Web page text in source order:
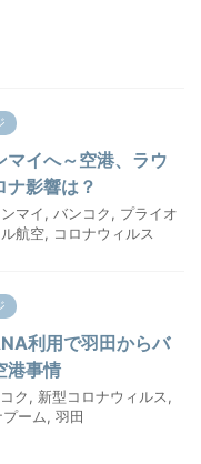
イへ～空港、ラウ
ナ影響は？
マイ, バンコク, プライオ
航空, コロナウィルス
利用で羽田からバ
港事情
ク, 新型コロナウィルス,
ーム, 羽田